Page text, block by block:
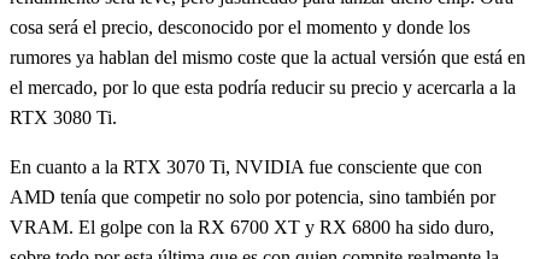
cosa será el precio, desconocido por el momento y donde los
rumores ya hablan del mismo coste que la actual versión que está en
el mercado, por lo que esta podría reducir su precio y acercarla a la
RTX 3080 Ti.
En cuanto a la RTX 3070 Ti, NVIDIA fue consciente que con
AMD tenía que competir no solo por potencia, sino también por
VRAM. El golpe con la RX 6700 XT y RX 6800 ha sido duro,